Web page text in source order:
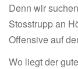
Denn wir
Stosstrupp an
Offensive auf
Wo liegt der